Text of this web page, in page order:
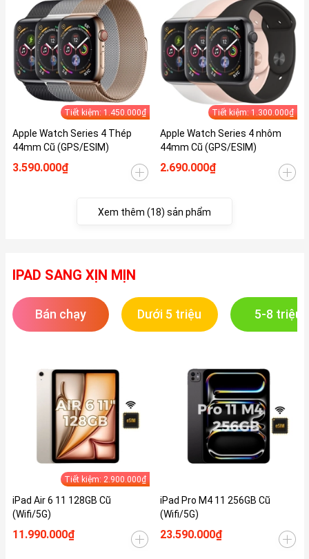
Tiết kiệm: 1.450.000₫
Apple Watch Series 4 Thép
44mm Cũ (GPS/ESIM)
3.590.000₫
Tiết kiệm: 1.300.000₫
Apple Watch Series 4 nhôm
44mm Cũ (GPS/ESIM)
2.690.000₫
Xem thêm (18) sản phẩm
IPAD SANG XỊN MỊN
Bán chạy Dưới 5 triệu 5-8 triệu
Tiết kiệm: 2.900.000₫
iPad Air 6 11 128GB Cũ
(Wifi/5G)
11.990.000₫
iPad Pro M4 11 256GB Cũ
(Wifi/5G)
23.590.000₫